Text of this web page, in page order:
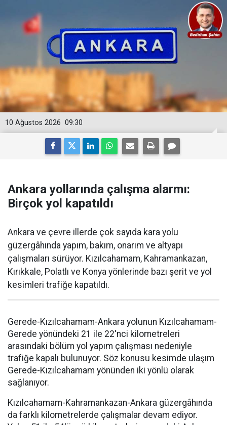
09:30
10 Ağustos 2026
Ankara yollarında çalışma alarmı:
Birçok yol kapatıldı
Ankara ve çevre illerde çok sayıda kara yolu
güzergâhında yapım, bakım, onarım ve altyapı
çalışmaları sürüyor. Kızılcahamam, Kahramankazan,
Kırıkkale, Polatlı ve Konya yönlerinde bazı şerit ve yol
kesimleri trafiğe kapatıldı.
Gerede-Kızılcahamam-Ankara yolunun Kızılcahamam-
Gerede yönündeki 21 ile 22'nci kilometreleri
arasındaki bölüm yol yapım çalışması nedeniyle
trafiğe kapalı bulunuyor. Söz konusu kesimde ulaşım
Gerede-Kızılcahamam yönünden iki yönlü olarak
sağlanıyor.
Kızılcahamam-Kahramankazan-Ankara güzergâhında
da farklı kilometrelerde çalışmalar devam ediyor.